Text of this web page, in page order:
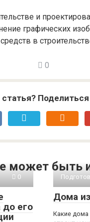
и
графических
в
0
может быть
0
до его
Дома
Какие дома